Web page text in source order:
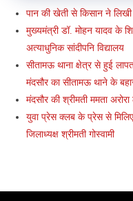
पान की खेती से किसान ने लिखी
मुख्यमंत्री डॉ. मोहन यादव के
अत्याधुनिक सांदीपनि विद्यालय
सीतामऊ थाना क्षेत्र से हुई
मंदसौर का सीतामऊ थाने के
मंदसौर की श्रीमती ममता
युवा प्रेस क्लब के प्रेस से मिलिए
जिलाध्यक्ष श्रीमती गोस्वामी